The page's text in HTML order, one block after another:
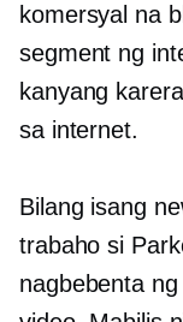
komersyal na
segment ng
kanyang
sa internet.
Bilang isang
trabaho si
nagbebenta